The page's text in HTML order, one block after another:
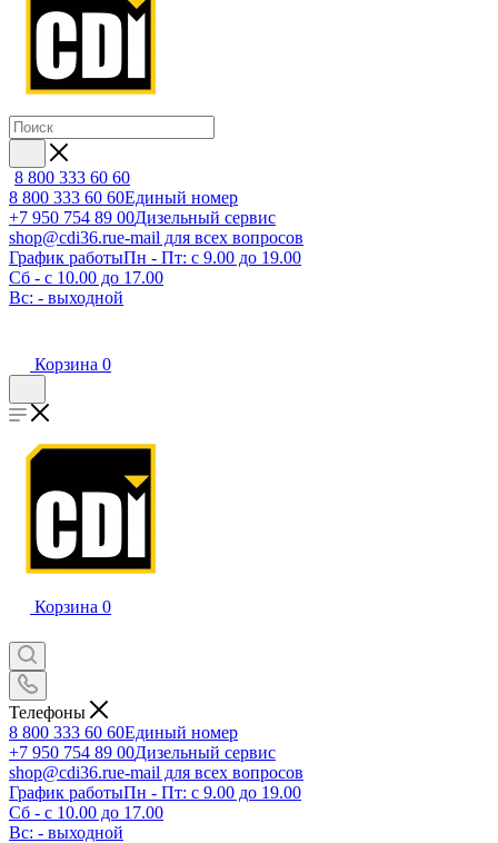
8 800 333 60 60
8 800 333 60 60Единый номер
+7 950 754 89 00Дизельный сервис
shop@cdi36.rue-mail для всех вопросов
График работыПн - Пт: с 9.00 до 19.00
Сб - с 10.00 до 17.00
Вс: - выходной
Корзина 0
Корзина 0
Телефоны
8 800 333 60 60Единый номер
+7 950 754 89 00Дизельный сервис
shop@cdi36.rue-mail для всех вопросов
График работыПн - Пт: с 9.00 до 19.00
Сб - с 10.00 до 17.00
Вс: - выходной